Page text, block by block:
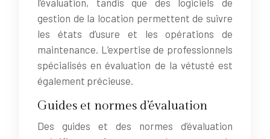
gestion de la location permettent de suivre
les états d’usure et les opérations de
maintenance. L’expertise de professionnels
spécialisés en évaluation de la vétusté est
également précieuse.
Guides et normes d’évaluation
Des guides et des normes d’évaluation